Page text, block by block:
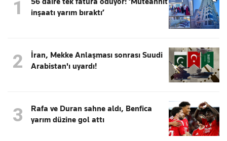
1
inşaatı yarım bıraktı’
2
İran, Mekke Anlaşması sonrası Suudi
Arabistan'ı uyardı!
3
Rafa ve Duran sahne aldı, Benfica
yarım düzine gol attı